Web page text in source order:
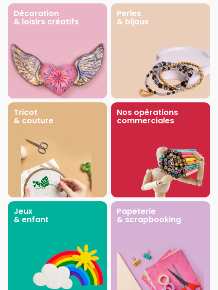
Décoration
& loisirs créatifs
Perles
& bijoux
Tricot
& couture
Nos opérations
commerciales
Jeux
& enfant
Papeterie
& scrapbooking